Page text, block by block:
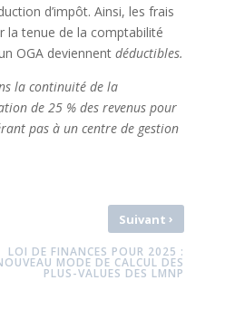
d’impôt. Ainsi, les frais
la tenue de la comptabilité
OGA deviennent déductibles.
la continuité de la
de 25 % des revenus pour
pas à un centre de gestion
Suivant›
LOI DE FINANCES POUR 2025 :
MODE DE CALCUL DES
PLUS-VALUES DES LMNP